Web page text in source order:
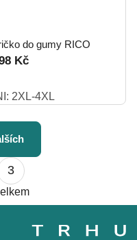
do gumy RICO
Kč
2XL-4XL
3